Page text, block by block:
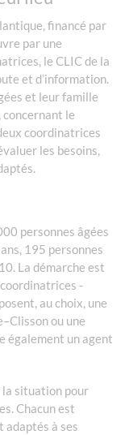
financé par
par une
le CLIC de la
et d’information.
et leur famille
le
coordinatrices
les besoins,
personnes âgées
195 personnes
La démarche est
-
au choix, une
ou une
également un agent
la situation pour
Chacun est
adaptés à ses